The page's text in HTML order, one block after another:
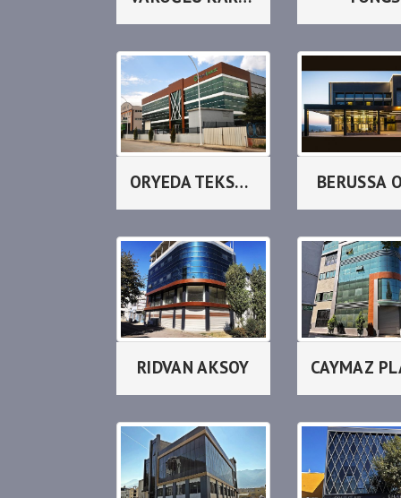
ORYEDA TEKSTİL BERUSSA
RIDVAN AKSOY